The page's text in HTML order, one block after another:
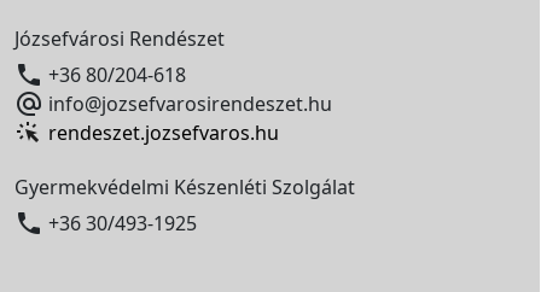
Józsefvárosi Rendészet
 +36 80/204-618
 info@jozsefvarosirendeszet.hu
rendeszet.jozsefvaros.hu
Gyermekvédelmi Készenléti Szolgálat
 +36 30/493-1925